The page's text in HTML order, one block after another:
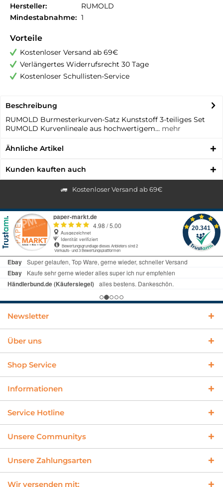
Hersteller:
RUMOLD
Mindestabnahme: 1
Vorteile
Kostenloser Versand ab 69€
Verlängertes Widerrufsrecht 30 Tage
Kostenloser Schullisten-Service
Beschreibung
RUMOLD Burmesterkurven-Satz Kunststoff 3-teiliges Set
RUMOLD Kurvenlineale aus hochwertigem... mehr
Ähnliche Artikel
Kunden kauften auch
Kostenloser Versand ab 69€
Newsletter
Über uns
Shop Service
Informationen
Service Hotline
Unsere Communitys
Unsere Zahlungsarten
Wir versenden mit: